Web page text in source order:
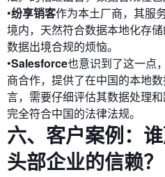
•纷享销客作为本土厂商，其服
境内，天然符合数据本地化存
数据出境合规的烦恼。
•Salesforce也意识到了这一点
商合作，提供了在中国的本地
言，需要仔细评估其数据处理
完全符合中国的法律法规。
六、客户案例：
头部企业的信赖？